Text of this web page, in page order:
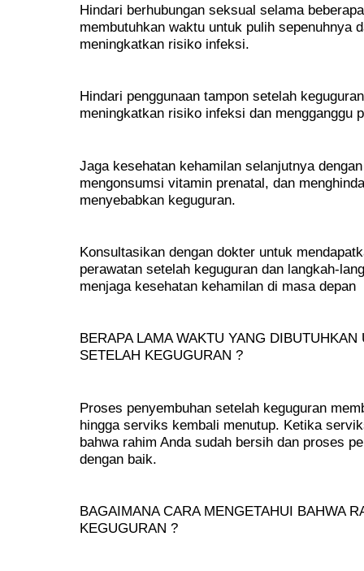
Hindari berhubungan seksual selama
membutuhkan waktu untuk pulih sepenuhnya
meningkatkan risiko infeksi.
Hindari penggunaan tampon setelah
meningkatkan risiko infeksi dan mengganggu
Jaga kesehatan kehamilan selanjutnya
mengonsumsi vitamin prenatal, dan
menyebabkan keguguran.
Konsultasikan dengan dokter untuk
perawatan setelah keguguran dan langkah-
menjaga kesehatan kehamilan di masa depan
BERAPA LAMA WAKTU YANG
SETELAH KEGUGURAN ?
Proses penyembuhan setelah keguguran
hingga serviks kembali menutup. Ketika
bahwa rahim Anda sudah bersih dan proses
dengan baik.
BAGAIMANA CARA MENGETAHUI BAHWA
KEGUGURAN ?